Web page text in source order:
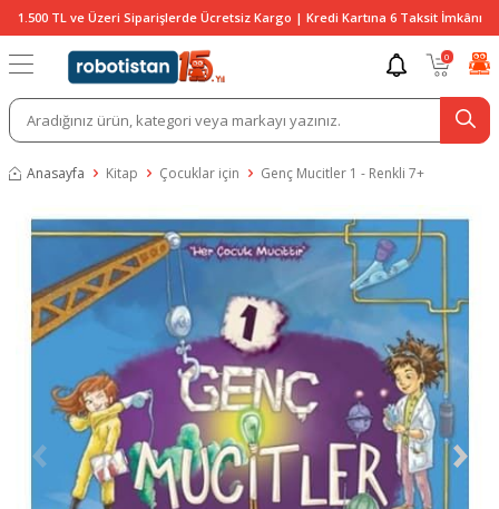
1.500 TL ve Üzeri Siparişlerde Ücretsiz Kargo | Kredi Kartına 6 Taksit İmkânı
0
Anasayfa Kitap Çocuklar için Genç Mucitler 1 - Renkli 7+